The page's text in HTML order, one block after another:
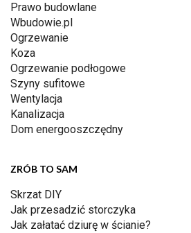
Prawo budowlane
Wbudowie.pl
Ogrzewanie
Koza
Ogrzewanie podłogowe
Szyny sufitowe
Wentylacja
Kanalizacja
Dom energooszczędny
ZRÓB TO SAM
Skrzat DIY
Jak przesadzić storczyka
Jak załatać dziurę w ścianie?